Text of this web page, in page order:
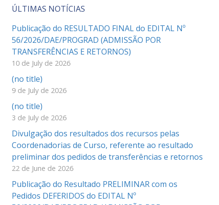
ÚLTIMAS NOTÍCIAS
Publicação do RESULTADO FINAL do EDITAL Nº
56/2026/DAE/PROGRAD (ADMISSÃO POR
TRANSFERÊNCIAS E RETORNOS)
10 de July de 2026
(no title)
9 de July de 2026
(no title)
3 de July de 2026
Divulgação dos resultados dos recursos pelas
Coordenadorias de Curso, referente ao resultado
preliminar dos pedidos de transferências e retornos
22 de June de 2026
Publicação do Resultado PRELIMINAR com os
Pedidos DEFERIDOS do EDITAL Nº